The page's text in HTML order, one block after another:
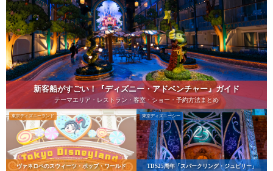
新客船がすごい！『ディズニー・アドベンチャー』ガイド
テーマエリア・レストラン・客室・ショー・予約方法まとめ
東京ディズニーランド
ヴァネロペのスウィーツ・ポップ・ワールド
東京ディズニーシー
TDS25周年「スパークリング・ジュビリー」